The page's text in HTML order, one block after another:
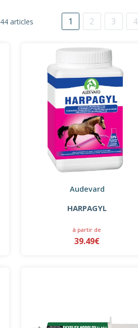
44 articles 1 2 3 4
Audevard
HARPAGYL
à partir de
39.49€